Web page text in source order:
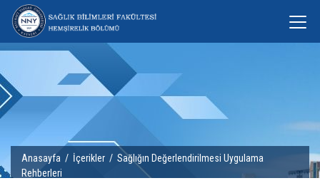
Anasayfa / İçerikler / Sağlığın Değerlendirilmesi Uygulama
Rehberleri